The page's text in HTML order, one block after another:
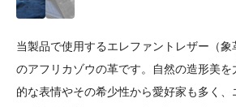
当製品で使用するエレファントレザー（
のアフリカゾウの革です。自然の造形美
的な表情やその希少性から愛好家も多く、